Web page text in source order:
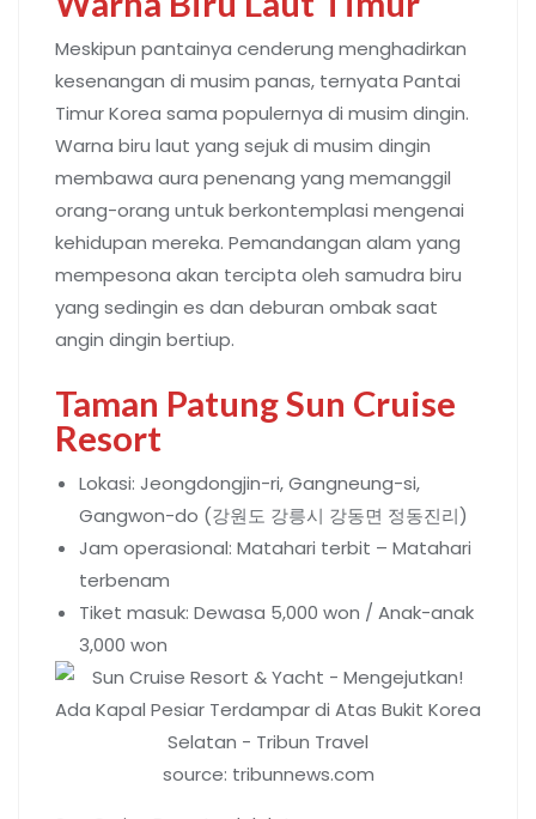
Meskipun pantainya cenderung menghadirkan
kesenangan di musim panas, ternyata Pantai
Timur Korea sama populernya di musim dingin.
Warna biru laut yang sejuk di musim dingin
membawa aura penenang yang memanggil
orang-orang untuk berkontemplasi mengenai
kehidupan mereka. Pemandangan alam yang
mempesona akan tercipta oleh samudra biru
yang sedingin es dan deburan ombak saat
angin dingin bertiup.
Taman Patung Sun Cruise
Resort
Lokasi: Jeongdongjin-ri, Gangneung-si,
Gangwon-do (강원도 강릉시 강동면 정동진리)
Jam operasional: Matahari terbit – Matahari
terbenam
Tiket masuk: Dewasa 5,000 won / Anak-anak
3,000 won
source: tribunnews.com